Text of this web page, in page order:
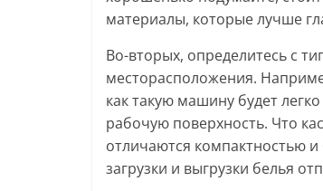
материалы, которые лучше
Во-вторых, определитесь с
месторасположения.
как такую машину будет
рабочую поверхность. Что
отличаются компактностью
загрузки и выгрузки белья